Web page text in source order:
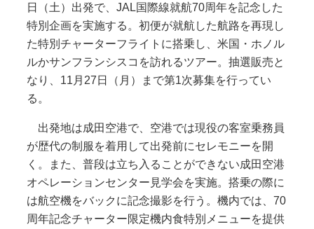
日（土）出発で、JAL国際線就航70周年を記念した
特別企画を実施する。初便が就航した航路を再現し
た特別チャーターフライトに搭乗し、米国・ホノル
ルかサンフランシスコを訪れるツアー。抽選販売と
なり、11月27日（月）まで第1次募集を行ってい
る。
出発地は成田空港で、空港では現役の客室乗務員
が歴代の制服を着用して出発前にセレモニーを開
く。また、普段は立ち入ることができない成田空港
オペレーションセンター見学会を実施。搭乗の際に
は航空機をバックに記念撮影を行う。機内では、70
周年記念チャーター限定機内食特別メニューを提供